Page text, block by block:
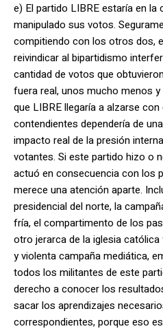
e) El partido LIBRE estaría en
manipulado sus votos.
compitiendo con los otros dos,
reivindicar al bipartidismo
cantidad de votos que
fuera real, unos mucho menos
que LIBRE llegaría a alzarse
contendientes dependería de
impacto real de la presión
votantes. Si este partido hizo o
actuó en consecuencia con los
merece una atención aparte.
presidencial del norte, la
fría, el compartimento de los
otro jerarca de la iglesia
y violenta campaña mediática,
todos los militantes de este
derecho a conocer los
sacar los aprendizajes
correspondientes, porque eso